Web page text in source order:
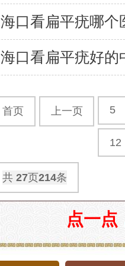
海口看扁平疣哪个
海口看扁平疣好的
首页 上一页 5
12
共27页214条
点一点